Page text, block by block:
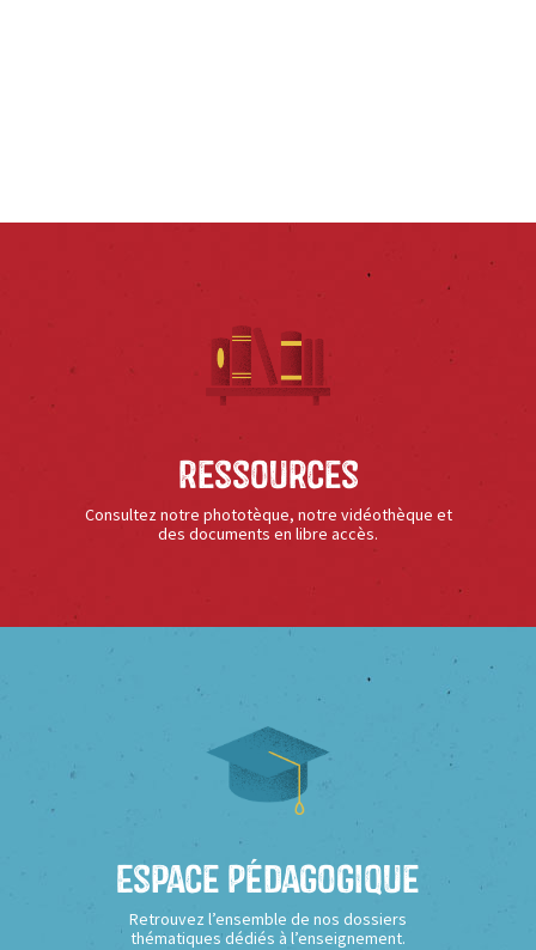
Ressources
Consultez notre phototèque, notre vidéothèque et
des documents en libre accès.
Espace Pédagogique
Retrouvez l’ensemble de nos dossiers
thématiques dédiés à l’enseignement.